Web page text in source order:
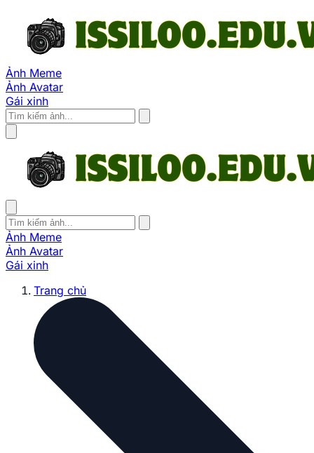
Ảnh Meme
Ảnh Avatar
Gái xinh
Ảnh Meme
Ảnh Avatar
Gái xinh
Trang chủ